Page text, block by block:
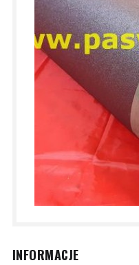
INFORMACJE